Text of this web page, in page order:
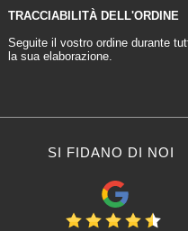
TRACCIABILITÀ DELL'ORDINE
Seguite il vostro ordine durante
la sua elaborazione.
SI FIDANO DI NOI